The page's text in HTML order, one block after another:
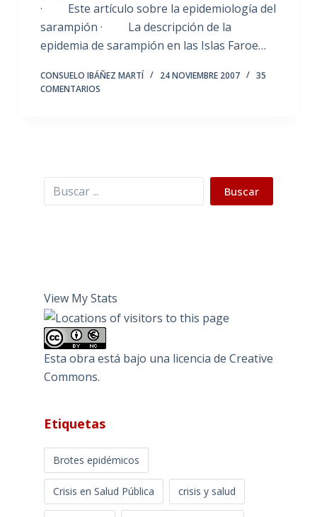
· Este artículo sobre la epidemiología del
sarampión · La descripción de la
epidemia de sarampión en las Islas Faroe…
CONSUELO IBÁÑEZ MARTÍ 24 NOVIEMBRE 2007
35
COMENTARIOS
Buscar Buscar
View My Stats
Esta obra está bajo una licencia de Creative
Commons.
Etiquetas
Brotes epidémicos
Crisis en Salud Pública crisis y salud